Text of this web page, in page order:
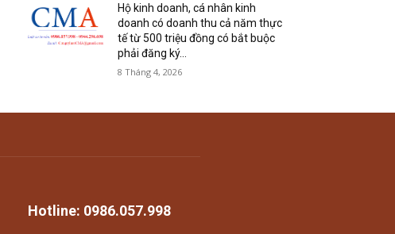
Hộ kinh doanh, cá nhân kinh
doanh có doanh thu cả năm thực
tế từ 500 triệu đồng có bắt buộc
phải đăng ký...
8 Tháng 4, 2026
Hotline: 0986.057.998